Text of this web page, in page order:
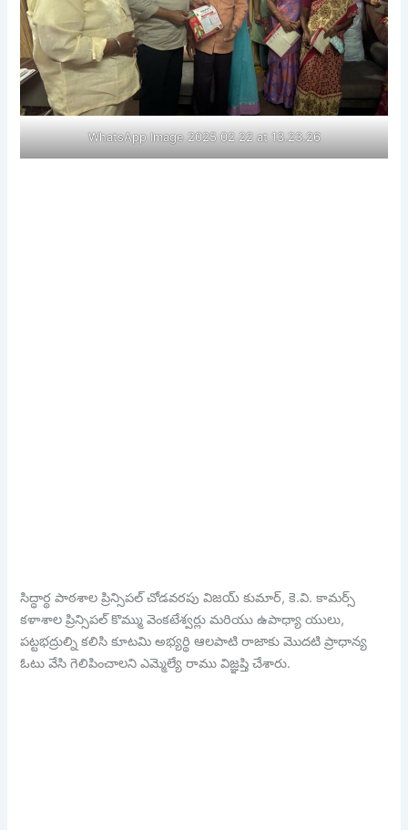
WhatsApp Image 2025 02 22 at 13.23.26
సిద్ధార్థ పాఠశాల ప్రిన్సిపల్ చోడవరపు విజయ్ కుమార్, కె.వి. కామర్స్
కళాశాల ప్రిన్సిపల్ కొమ్ము వెంకటేశ్వర్లు మరియు ఉపాధ్యా యులు,
పట్టభద్రుల్ని కలిసి కూటమి అభ్యర్థి ఆలపాటి రాజాకు మొదటి ప్రాధాన్య
ఓటు వేసి గెలిపించాలని ఎమ్మెల్యే రాము విజ్ఞప్తి చేశారు.